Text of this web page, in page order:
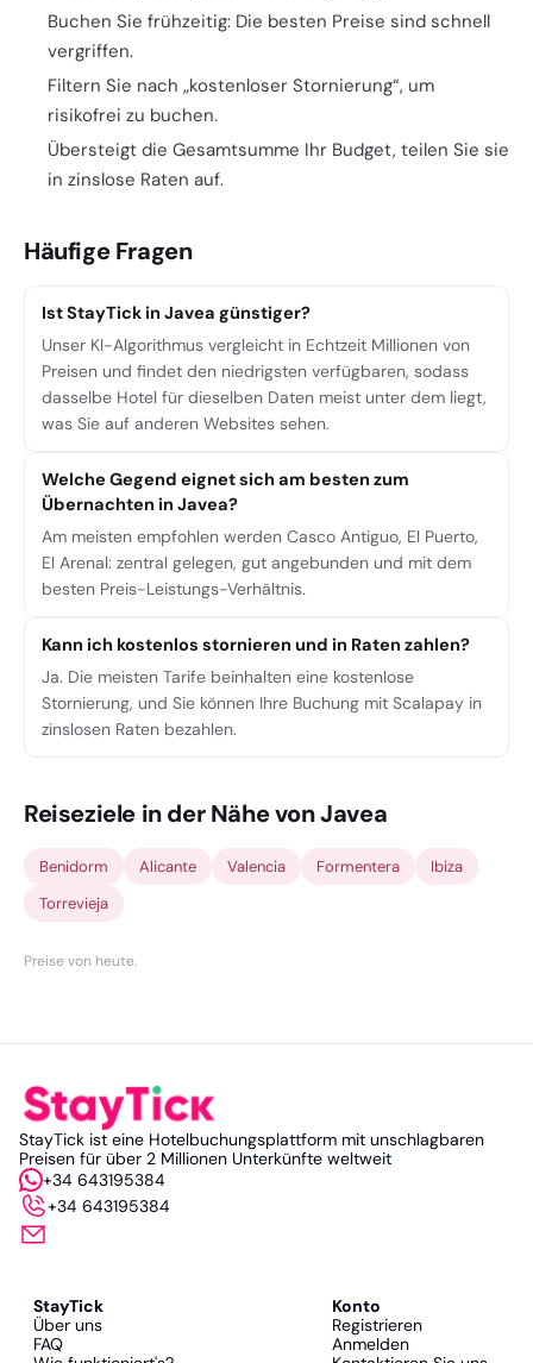
Buchen Sie frühzeitig: Die besten Preise sind schnell
vergriffen.
Filtern Sie nach „kostenloser Stornierung“, um
risikofrei zu buchen.
Übersteigt die Gesamtsumme Ihr Budget, teilen Sie sie
in zinslose Raten auf.
Häufige Fragen
Ist StayTick in Javea günstiger?
Unser KI-Algorithmus vergleicht in Echtzeit Millionen von
Preisen und findet den niedrigsten verfügbaren, sodass
dasselbe Hotel für dieselben Daten meist unter dem liegt,
was Sie auf anderen Websites sehen.
Welche Gegend eignet sich am besten zum
Übernachten in Javea?
Am meisten empfohlen werden Casco Antiguo, El Puerto,
El Arenal: zentral gelegen, gut angebunden und mit dem
besten Preis-Leistungs-Verhältnis.
Kann ich kostenlos stornieren und in Raten zahlen?
Ja. Die meisten Tarife beinhalten eine kostenlose
Stornierung, und Sie können Ihre Buchung mit Scalapay in
zinslosen Raten bezahlen.
Reiseziele in der Nähe von Javea
Benidorm Alicante Valencia Formentera
Ibiza
Torrevieja
Preise von heute.
StayTick ist eine Hotelbuchungsplattform mit unschlagbaren
Preisen für über 2 Millionen Unterkünfte weltweit
+34 643195384
+34 643195384
StayTick
Über uns
FAQ
Konto
Registrieren
Anmelden